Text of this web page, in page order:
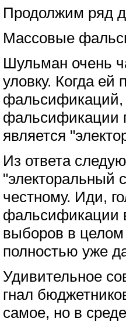
Продолжим ряд
Массовые
Шульман очень
уловку. Когда
фальсификаций,
фальсификации
является
Из ответа
"электоральный
честному. Иди,
фальсификации
выборов в
полностью уже
Удивительное
гнал
самое, но в